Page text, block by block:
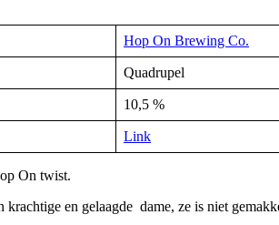
Hop On Brewing Co.
Quadrupel
10,5 %
Link
On twist.
en gelaagde dame, ze is niet